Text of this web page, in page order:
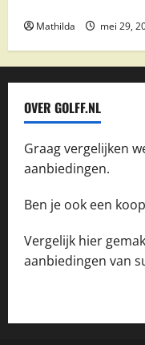
Mathilda mei 29,
OVER GOLFF.NL
Graag vergelijken
aanbiedingen.
Ben je ook een
Vergelijk hier
aanbiedingen van